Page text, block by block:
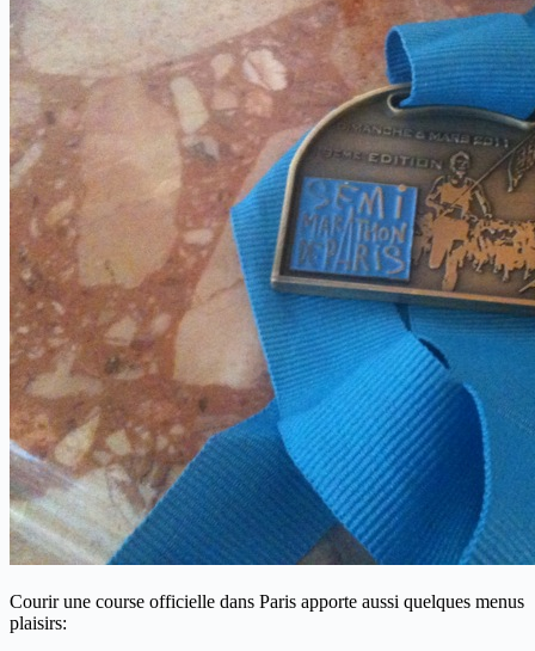
Courir une course officielle dans Paris apporte aussi quelques menus
plaisirs: